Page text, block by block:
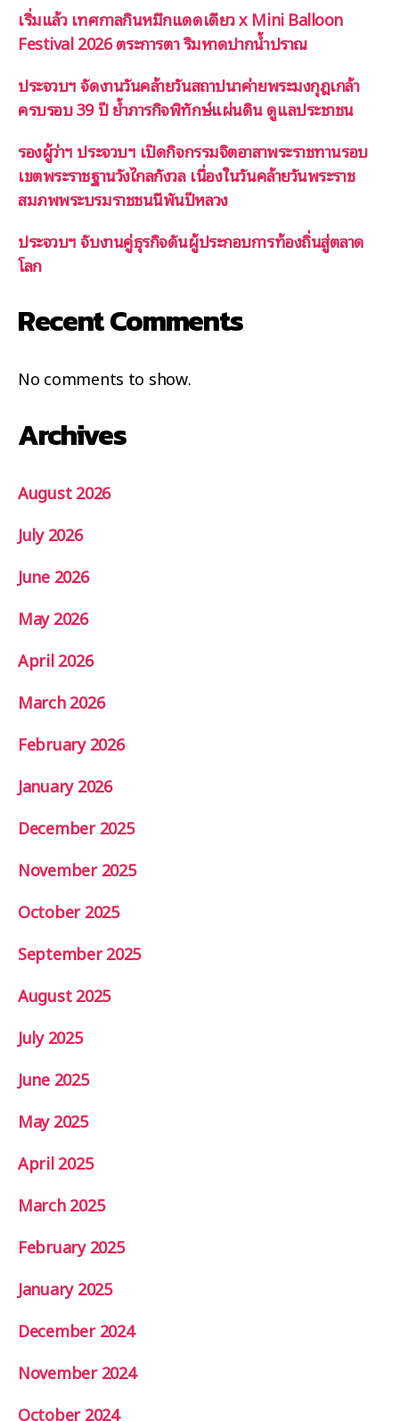
เริ่มแล้ว เทศกาลกินหมึกแดดเดียว x Mini Balloon
Festival 2026 ตระการตา ริมหาดปากน้ำปราณ
ประจวบฯ จัดงานวันคล้ายวันสถาปนาค่ายพระมงกุฎเกล้า
ครบรอบ 39 ปี ย้ำภารกิจพิทักษ์แผ่นดิน ดูแลประชาชน
รองผู้ว่าฯ ประจวบฯ เปิดกิจกรรมจิตอาสาพระราชทานรอบ
เขตพระราชฐานวังไกลกังวล เนื่องในวันคล้ายวันพระราช
สมภพพระบรมราชชนนีพันปีหลวง
ประจวบฯ จับงานคู่ธุรกิจดันผู้ประกอบการท้องถิ่นสู่ตลาด
โลก
Recent Comments
No comments to show.
Archives
August 2026
July 2026
June 2026
May 2026
April 2026
March 2026
February 2026
January 2026
December 2025
November 2025
October 2025
September 2025
August 2025
July 2025
June 2025
May 2025
April 2025
March 2025
February 2025
January 2025
December 2024
November 2024
October 2024